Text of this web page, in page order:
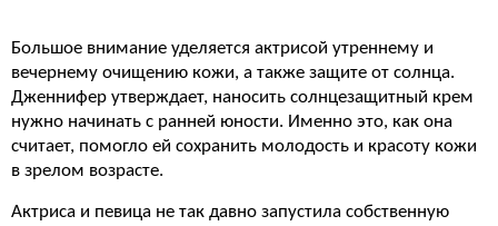
Большое внимание уделяется актрисой утреннему и
вечернему очищению кожи, а также защите от солнца.
Дженнифер утверждает, наносить солнцезащитный крем
нужно начинать с ранней юности. Именно это, как она
считает, помогло ей сохранить молодость и красоту кожи
в зрелом возрасте.
Актриса и певица не так давно запустила собственную